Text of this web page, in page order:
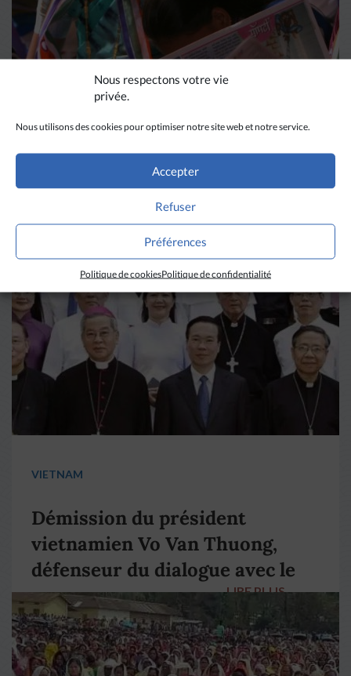
Nous respectons votre vie
privée.
Nous utilisons des cookies pour optimiser notre site web et notre service.
Accepter
Refuser
Préférences
Politique de cookiesPolitique de confidentialité
La revue de presse de la
semaine du 18 mars
LIRE PLUS
VIETNAM
Démission du président
vietnamien Vo Van Thuong,
défenseur du dialogue avec le
pape François
LIRE PLUS →